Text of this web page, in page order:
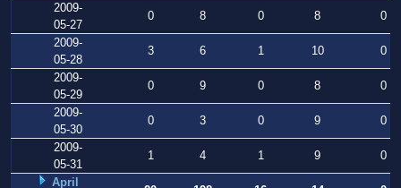
2009-
05-27
0 8 0 8
0
2009-
05-28
3 6 1 10
0
2009-
05-29
0 9 0 8
0
2009-
05-30
0 3 0 9
0
2009-
05-31
1 4 1 9
0
April